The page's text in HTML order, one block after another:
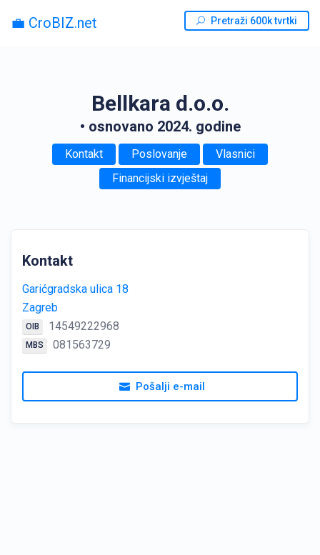
💼 CroBIZ.net Pretraži 600k tvrtki
Bellkara d.o.o.
• osnovano 2024. godine
Kontakt Poslovanje
Vlasnici
Financijski izvještaj
Kontakt
Garićgradska ulica 18
Zagreb
OIB 14549222968
MBS 081563729
Pošalji e-mail